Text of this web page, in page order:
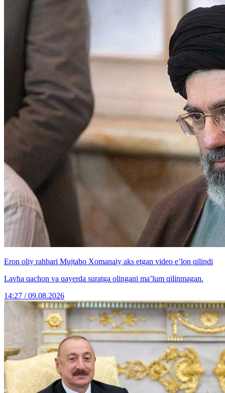
Eron oliy rahbari Mujtabo Xomanaiy aks etgan video e’lon qilindi
Lavha qachon va qayerda suratga olingani ma’lum qilinmagan.
14:27 / 09.08.2026